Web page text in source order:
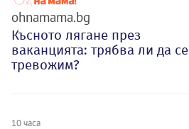
ohnamama.bg
Късното лягане през
ваканцията: трябва ли да се
тревожим?
10 часа